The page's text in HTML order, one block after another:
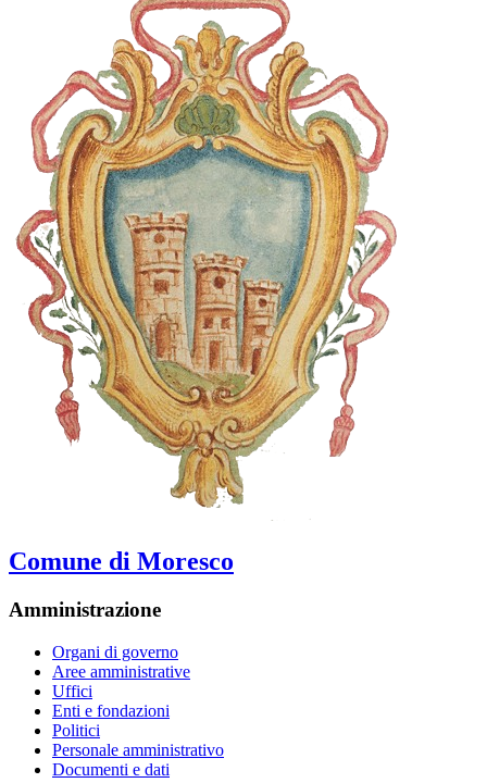
Comune di Moresco
Amministrazione
Organi di governo
Aree amministrative
Uffici
Enti e fondazioni
Politici
Personale amministrativo
Documenti e dati